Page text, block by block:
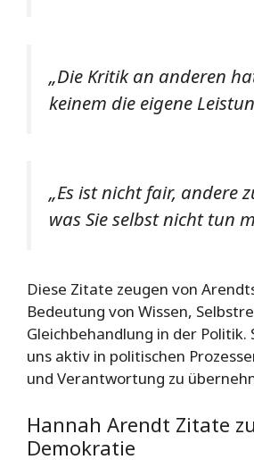
„Die Kritik an anderen
keinem die eigene
„Es ist nicht fair, andere
was Sie selbst nicht tun
Diese Zitate zeugen von
Bedeutung von Wissen,
Gleichbehandlung in der
uns aktiv in politischen
und Verantwortung zu
Hannah Arendt Zitate
Demokratie